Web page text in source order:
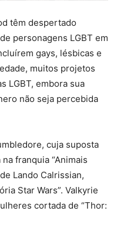
têm despertado
personagens LGBT em
gays, lésbicas e
muitos projetos
LGBT, embora sua
não seja percebida
cuja suposta
franquia “Animais
Lando Calrissian,
Star Wars”. Valkyrie
cortada de “Thor: